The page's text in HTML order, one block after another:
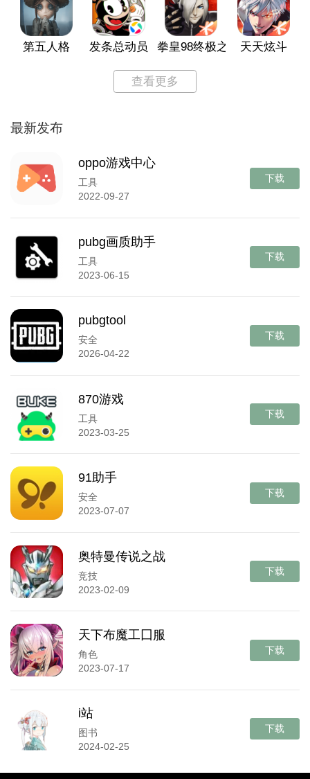
第五人格 发条总动员 拳皇98终极之战OL天天炫斗
查看更多
最新发布
oppo游戏中心
工具
2022-09-27
下载
pubg画质助手
工具
2023-06-15
下载
pubgtool
安全
2026-04-22
下载
870游戏
工具
2023-03-25
下载
91助手
安全
2023-07-07
下载
奥特曼传说之战
竞技
2023-02-09
下载
天下布魔工囗服
角色
2023-07-17
下载
i站
图书
2024-02-25
下载